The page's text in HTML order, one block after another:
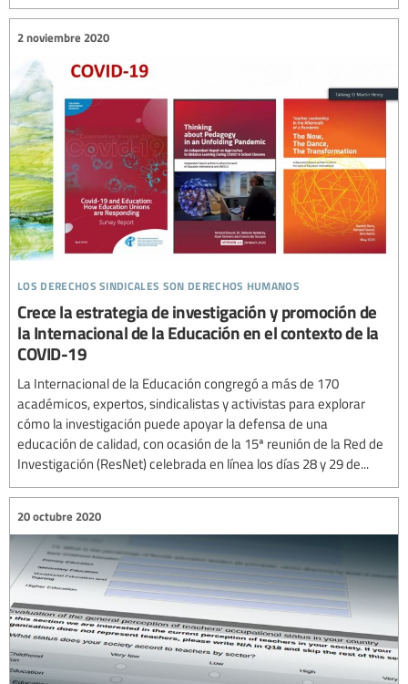
los derechos sindicales son derechos humanos
2 noviembre 2020
Crece la estrategia de investigación y promoción de
la Internacional de la Educación en el contexto de la
COVID-19
La Internacional de la Educación congregó a más de 170
académicos, expertos, sindicalistas y activistas para explorar
cómo la investigación puede apoyar la defensa de una
educación de calidad, con ocasión de la 15ª reunión de la Red de
Investigación (ResNet) celebrada en línea los días 28 y 29 de...
20 octubre 2020